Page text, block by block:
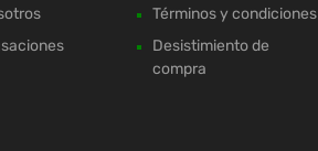
Términos y condiciones
Desistimiento de
compra